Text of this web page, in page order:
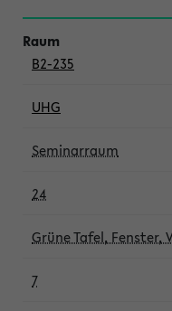
B2-235
UHG
Seminarraum
24
Grüne Tafel, Fenster,
7